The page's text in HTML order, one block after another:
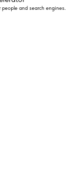
and search engines.